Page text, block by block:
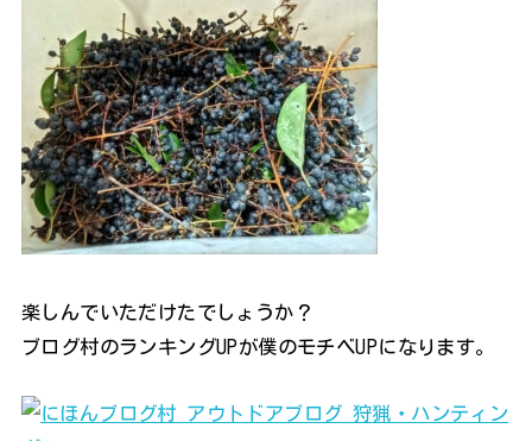
楽しんでいただけたでしょうか？
ブログ村のランキングUPが僕のモチベUPになります。